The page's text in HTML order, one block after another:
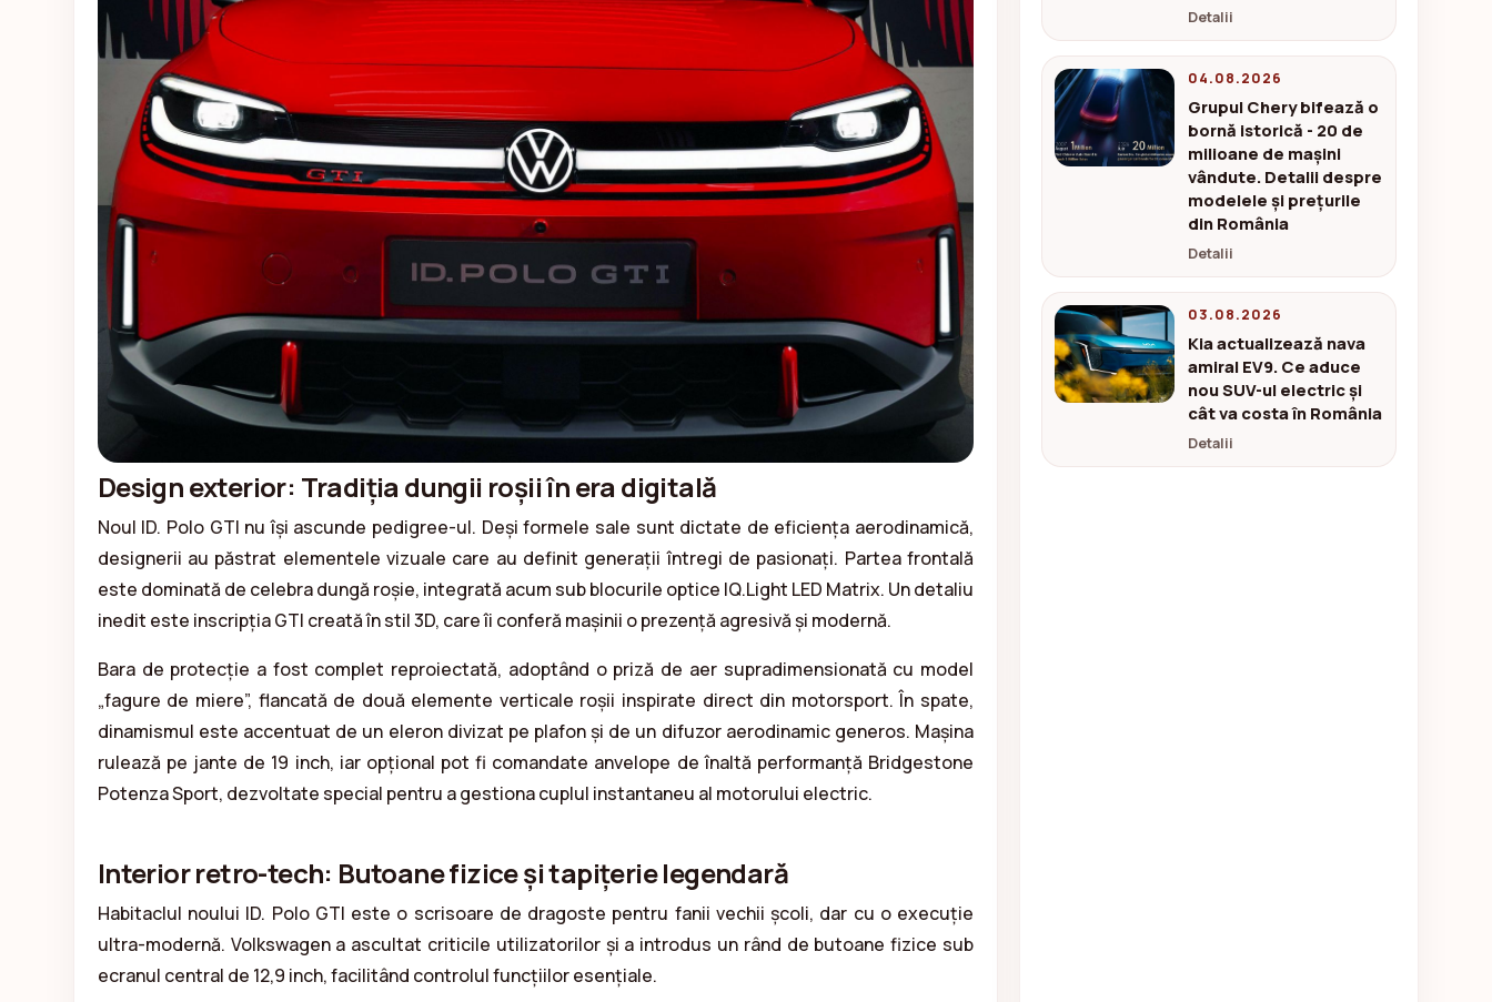
Design exterior: Tradiția dungii roșii în era digitală
Noul ID. Polo GTI nu își ascunde pedigree-ul. Deși formele sale sunt dictate de eficiența aerodinamică,
designerii au păstrat elementele vizuale care au definit generații întregi de pasionați. Partea frontală
este dominată de celebra dungă roșie, integrată acum sub blocurile optice IQ.Light LED Matrix. Un detaliu
inedit este inscripția GTI creată în stil 3D, care îi conferă mașinii o prezență agresivă și modernă.
Bara de protecție a fost complet reproiectată, adoptând o priză de aer supradimensionată cu model
„fagure de miere”, flancată de două elemente verticale roșii inspirate direct din motorsport. În spate,
dinamismul este accentuat de un eleron divizat pe plafon și de un difuzor aerodinamic generos. Mașina
rulează pe jante de 19 inch, iar opțional pot fi comandate anvelope de înaltă performanță Bridgestone
Potenza Sport, dezvoltate special pentru a gestiona cuplul instantaneu al motorului electric.
Interior retro-tech: Butoane fizice și tapițerie legendară
Habitaclul noului ID. Polo GTI este o scrisoare de dragoste pentru fanii vechii școli, dar cu o execuție
ultra-modernă. Volkswagen a ascultat criticile utilizatorilor și a introdus un rând de butoane fizice sub
ecranul central de 12,9 inch, facilitând controlul funcțiilor esențiale.
Detalii
04.08.2026
Grupul Chery bifează o
bornă istorică - 20 de
milioane de mașini
vândute. Detalii despre
modelele și prețurile
din România
Detalii
03.08.2026
Kia actualizează nava
amiral EV9. Ce aduce
nou SUV-ul electric și
cât va costa în România
Detalii